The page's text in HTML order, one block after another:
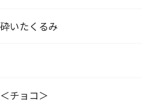
砕いたくるみ
＜チョコ＞